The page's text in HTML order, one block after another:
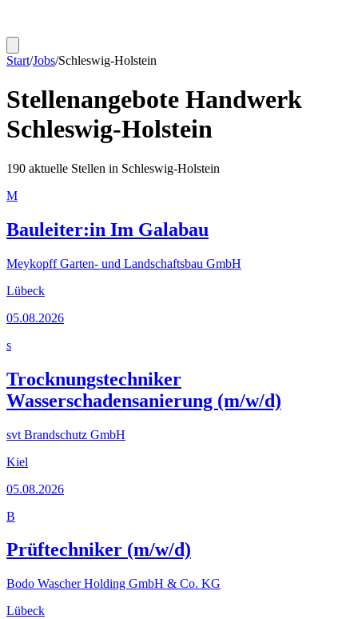
Start/Jobs/Schleswig-Holstein
Stellenangebote Handwerk
Schleswig-Holstein
190 aktuelle Stellen in Schleswig-Holstein
M
Bauleiter:in Im Galabau
Meykopff Garten- und Landschaftsbau GmbH
Lübeck
05.08.2026
s
Trocknungstechniker
Wasserschadensanierung (m/w/d)
svt Brandschutz GmbH
Kiel
05.08.2026
B
Prüftechniker (m/w/d)
Bodo Wascher Holding GmbH & Co. KG
Lübeck